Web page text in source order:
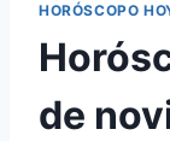
HORÓSCOPO
de